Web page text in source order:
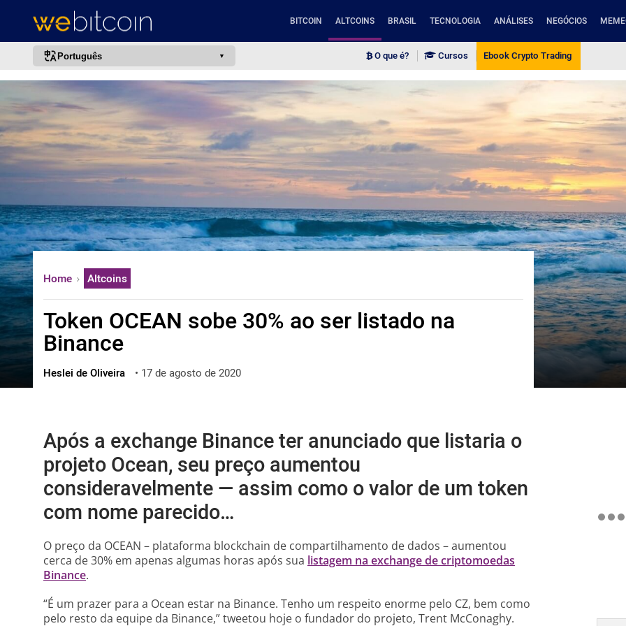
BITCOIN ALTCOINS BRASIL TECNOLOGIA ANÁLISES NEGÓCIOS
Português
português (BR)
english
español
français
italiano
日本語
中文
한국어
العربية
ไทย
ქართული
O que é? Cursos Ebook Crypto Trading
Home Altcoins
Token OCEAN sobe 30% ao ser listado na
Binance
Heslei de Oliveira • 17 de agosto de 2020
Após a exchange Binance ter anunciado que listaria o
projeto Ocean, seu preço aumentou
consideravelmente — assim como o valor de um token
com nome parecido…
O preço da OCEAN – plataforma blockchain de compartilhamento de dados – aumentou
cerca de 30% em apenas algumas horas após sua listagem na exchange de criptomoedas
Binance.
“É um prazer para a Ocean estar na Binance. Tenho um respeito enorme pelo CZ, bem como
pelo resto da equipe da Binance,” tweetou hoje o fundador do projeto, Trent McConaghy.